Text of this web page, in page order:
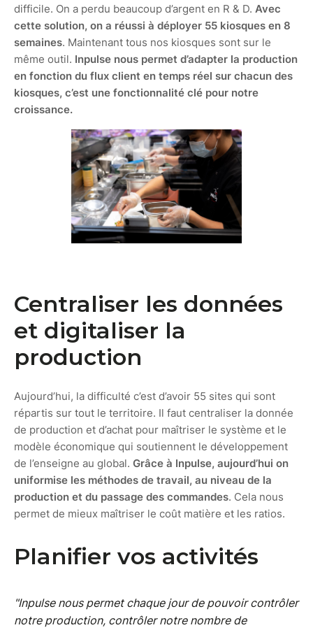
difficile. On a perdu beaucoup d’argent en R & D. Avec
cette solution, on a réussi à déployer 55 kiosques en 8
semaines. Maintenant tous nos kiosques sont sur le
même outil. Inpulse nous permet d’adapter la production
en fonction du flux client en temps réel sur chacun des
kiosques, c’est une fonctionnalité clé pour notre
croissance.
Centraliser les données
et digitaliser la
production
Aujourd’hui, la difficulté c’est d’avoir 55 sites qui sont
répartis sur tout le territoire. Il faut centraliser la donnée
de production et d’achat pour maîtriser le système et le
modèle économique qui soutiennent le développement
de l’enseigne au global. Grâce à Inpulse, aujourd’hui on
uniformise les méthodes de travail, au niveau de la
production et du passage des commandes. Cela nous
permet de mieux maîtriser le coût matière et les ratios.
Planifier vos activités
"Inpulse nous permet chaque jour de pouvoir contrôler
notre production, contrôler notre nombre de